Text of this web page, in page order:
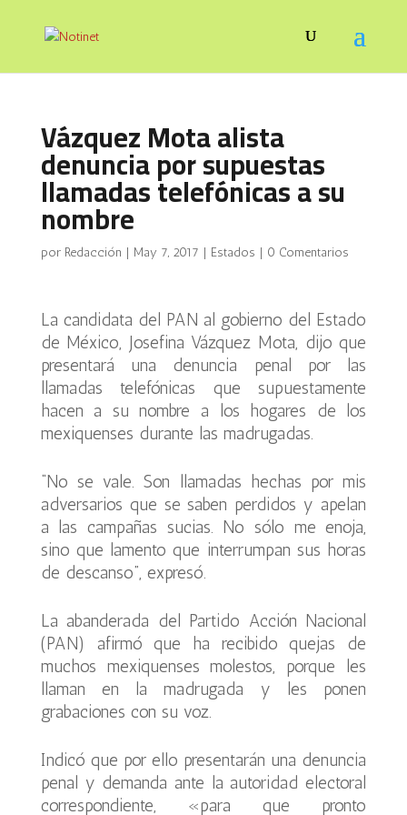
Vázquez Mota alista
denuncia por supuestas
llamadas telefónicas a su
nombre
por Redacción | May 7, 2017 | Estados | 0 Comentarios
La candidata del PAN al gobierno del Estado
de México, Josefina Vázquez Mota, dijo que
presentará una denuncia penal por las
llamadas telefónicas que supuestamente
hacen a su nombre a los hogares de los
mexiquenses durante las madrugadas.
“No se vale. Son llamadas hechas por mis
adversarios que se saben perdidos y apelan
a las campañas sucias. No sólo me enoja,
sino que lamento que interrumpan sus horas
de descanso”, expresó.
La abanderada del Partido Acción Nacional
(PAN) afirmó que ha recibido quejas de
muchos mexiquenses molestos, porque les
llaman en la madrugada y les ponen
grabaciones con su voz.
Indicó que por ello presentarán una denuncia
penal y demanda ante la autoridad electoral
correspondiente, «para que pronto